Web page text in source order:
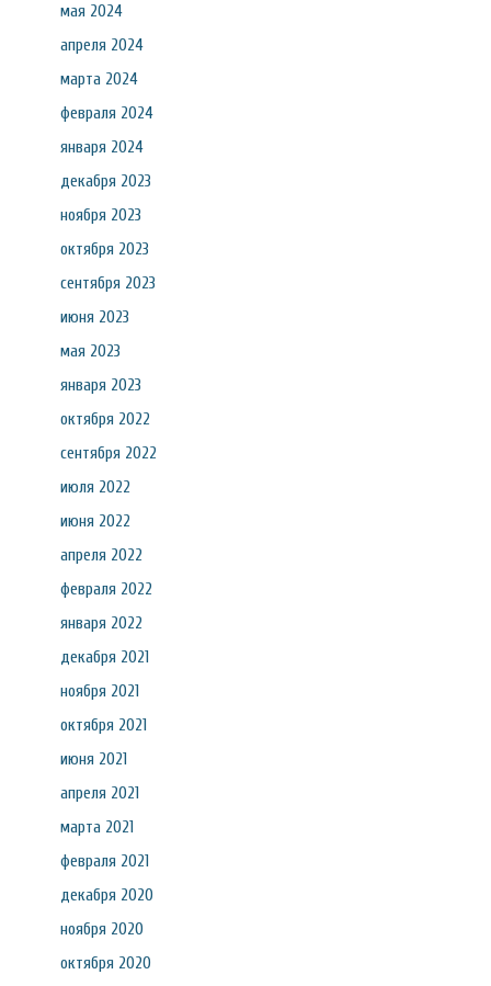
мая 2024
апреля 2024
марта 2024
февраля 2024
января 2024
декабря 2023
ноября 2023
октября 2023
сентября 2023
июня 2023
мая 2023
января 2023
октября 2022
сентября 2022
июля 2022
июня 2022
апреля 2022
февраля 2022
января 2022
декабря 2021
ноября 2021
октября 2021
июня 2021
апреля 2021
марта 2021
февраля 2021
декабря 2020
ноября 2020
октября 2020